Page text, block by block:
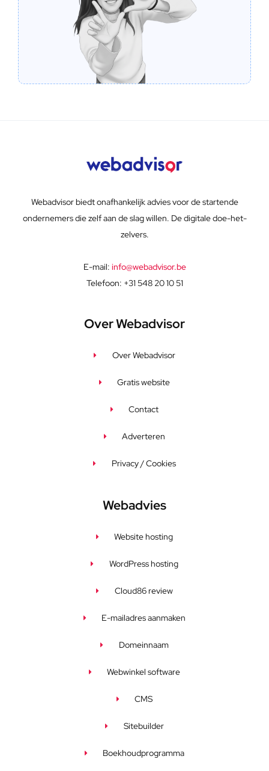
Webadvisor biedt onafhankelijk advies voor de startende
ondernemers die zelf aan de slag willen. De digitale doe-het-
zelvers.
E-mail: info@webadvisor.be
Telefoon: +31 548 20 10 51
Over Webadvisor
Over Webadvisor
Gratis website
Contact
Adverteren
Privacy / Cookies
Webadvies
Website hosting
WordPress hosting
Cloud86 review
E-mailadres aanmaken
Domeinnaam
Webwinkel software
CMS
Sitebuilder
Boekhoudprogramma